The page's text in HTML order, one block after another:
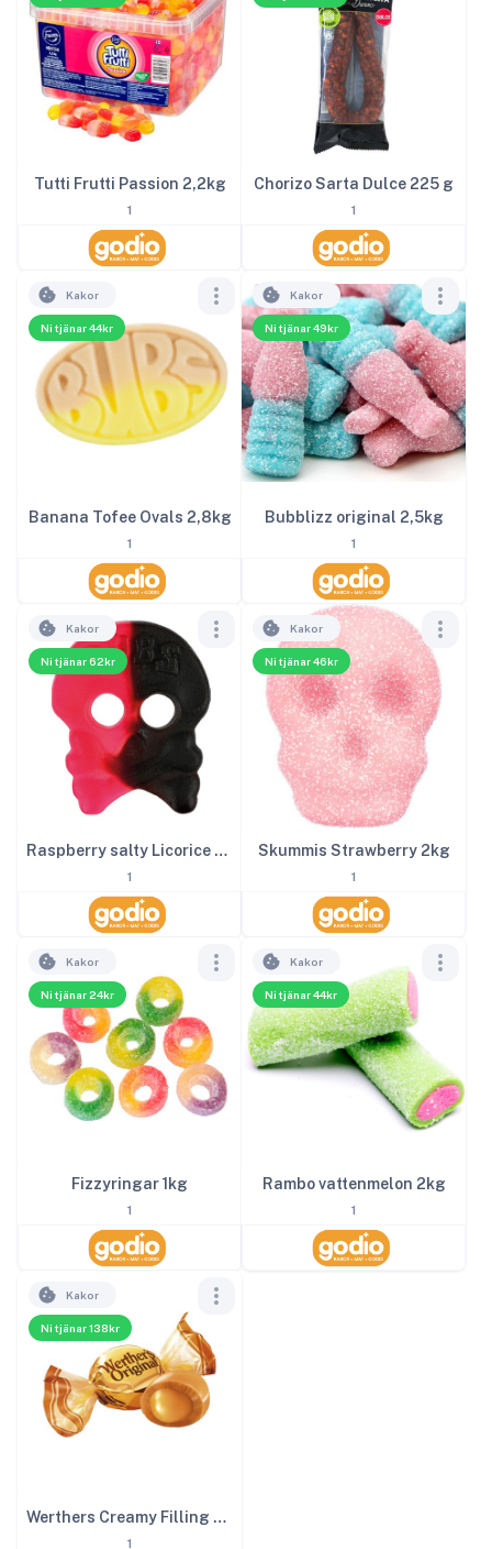
Tutti Frutti Passion 2,2kg
1
Chorizo Sarta Dulce 225 g
1
Ni tjänar 44kr
Kakor
Banana Tofee Ovals 2,8kg
1
Ni tjänar 49kr
Kakor
Bubblizz original 2,5kg
1
Ni tjänar 62kr
Kakor
Raspberry salty Licorice Skalle 4kg
1
Ni tjänar 46kr
Kakor
Skummis Strawberry 2kg
1
Ni tjänar 24kr
Kakor
Fizzyringar 1kg
1
Ni tjänar 44kr
Kakor
Rambo vattenmelon 2kg
1
Ni tjänar 138kr
Kakor
Werthers Creamy Filling 3kg
1